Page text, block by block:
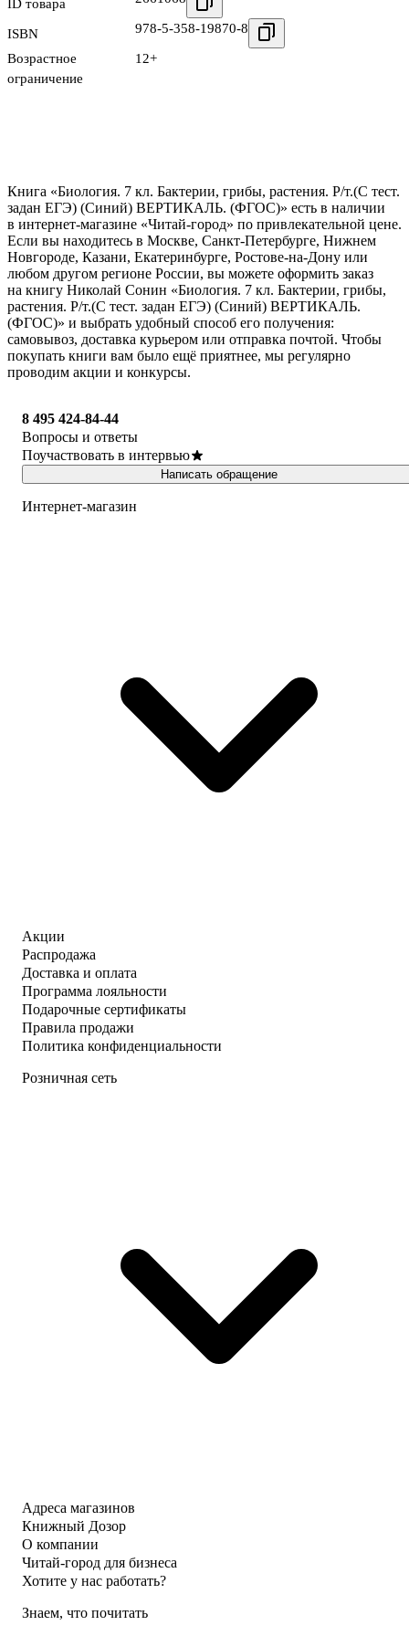
ID товара
ISBN 978-5-358-19870-8
Возрастное
ограничение
12+
Книга «Биология. 7 кл. Бактерии, грибы, растения. Р/т.(С тест.
задан ЕГЭ) (Синий) ВЕРТИКАЛЬ. (ФГОС)» есть в наличии
в интернет-магазине «Читай-город» по привлекательной цене.
Если вы находитесь в Москве, Санкт-Петербурге, Нижнем
Новгороде, Казани, Екатеринбурге, Ростове-на-Дону или
любом другом регионе России, вы можете оформить заказ
на книгу Николай Сонин «Биология. 7 кл. Бактерии, грибы,
растения. Р/т.(С тест. задан ЕГЭ) (Синий) ВЕРТИКАЛЬ.
(ФГОС)» и выбрать удобный способ его получения:
самовывоз, доставка курьером или отправка почтой. Чтобы
покупать книги вам было ещё приятнее, мы регулярно
проводим акции и конкурсы.
8 495 424-84-44
Вопросы и ответы
Поучаствовать в интервью
Написать обращение
Интернет-магазин
Акции
Распродажа
Доставка и оплата
Программа лояльности
Подарочные сертификаты
Правила продажи
Политика конфиденциальности
Розничная сеть
Адреса магазинов
Книжный Дозор
О компании
Читай-город для бизнеса
Хотите у нас работать?
Знаем, что почитать